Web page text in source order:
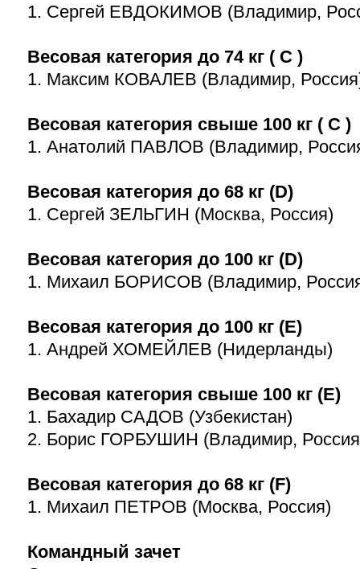
1. Сергей ЕВДОКИМОВ (Владимир,
Весовая категория до 74 кг ( С )
1. Максим КОВАЛЕВ (Владимир,
Весовая категория свыше 100 кг ( С )
1. Анатолий ПАВЛОВ (Владимир,
Весовая категория до 68 кг (D)
1. Сергей ЗЕЛЬГИН (Москва, Россия)
Весовая категория до 100 кг (D)
1. Михаил БОРИСОВ (Владимир,
Весовая категория до 100 кг (Е)
1. Андрей ХОМЕЙЛЕВ (Нидерланды)
Весовая категория свыше 100 кг (Е)
1. Бахадир САДОВ (Узбекистан)
2. Борис ГОРБУШИН (Владимир,
Весовая категория до 68 кг (F)
1. Михаил ПЕТРОВ (Москва, Россия)
Командный зачет